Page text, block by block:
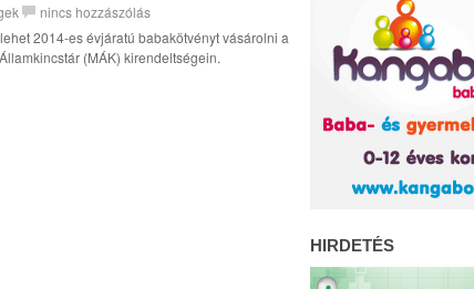
nincs hozzászólás
2014-es évjáratú babakötvényt vásárolni a
(MÁK) kirendeltségein.
HIRDETÉS